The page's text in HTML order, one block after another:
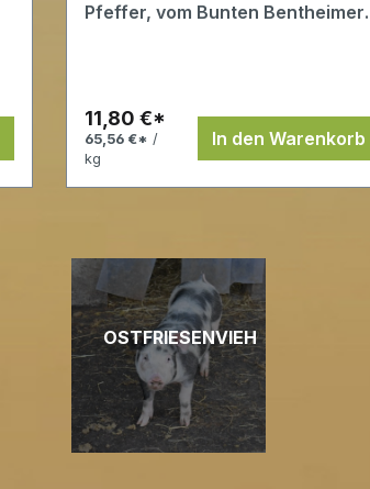
Pfeffer, vom Bunten Bentheimer
11,80 €*
65,56 €* /
kg
In den Warenkorb
OSTFRIESENVIEH